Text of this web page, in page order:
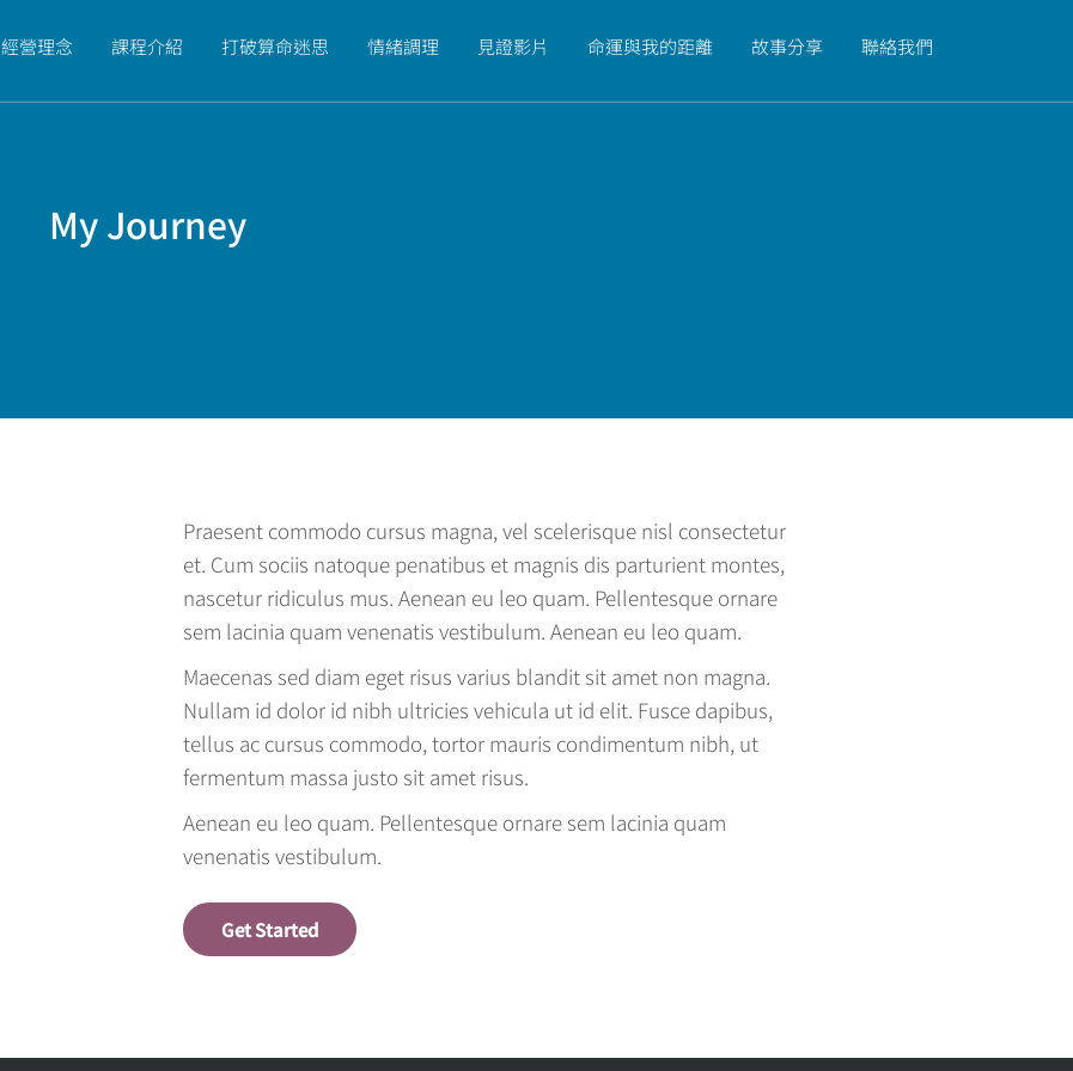
經營理念 課程介紹 打破算命迷思 情緒調理 見證影片 命運與我的距離 故事分享 聯絡我們
My Journey
Praesent commodo cursus magna, vel scelerisque nisl consectetur
et. Cum sociis natoque penatibus et magnis dis parturient montes,
nascetur ridiculus mus. Aenean eu leo quam. Pellentesque ornare
sem lacinia quam venenatis vestibulum. Aenean eu leo quam.
Maecenas sed diam eget risus varius blandit sit amet non magna.
Nullam id dolor id nibh ultricies vehicula ut id elit. Fusce dapibus,
tellus ac cursus commodo, tortor mauris condimentum nibh, ut
fermentum massa justo sit amet risus.
Aenean eu leo quam. Pellentesque ornare sem lacinia quam
venenatis vestibulum.
Get Started